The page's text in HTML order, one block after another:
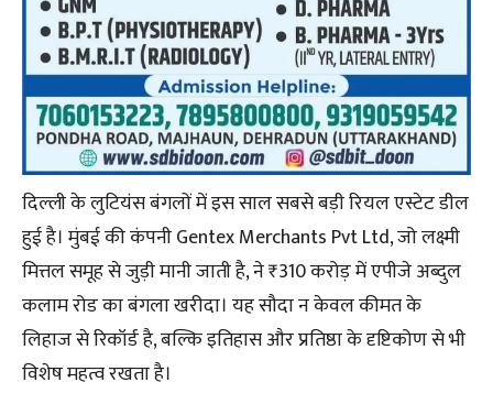
दिल्ली के लुटियंस बंगलों में इस साल सबसे बड़ी रियल एस्टेट डील
हुई है। मुंबई की कंपनी Gentex Merchants Pvt Ltd, जो लक्ष्मी
मित्तल समूह से जुड़ी मानी जाती है, ने ₹310 करोड़ में एपीजे अब्दुल
कलाम रोड का बंगला खरीदा। यह सौदा न केवल कीमत के
लिहाज से रिकॉर्ड है, बल्कि इतिहास और प्रतिष्ठा के दृष्टिकोण से भी
विशेष महत्व रखता है।